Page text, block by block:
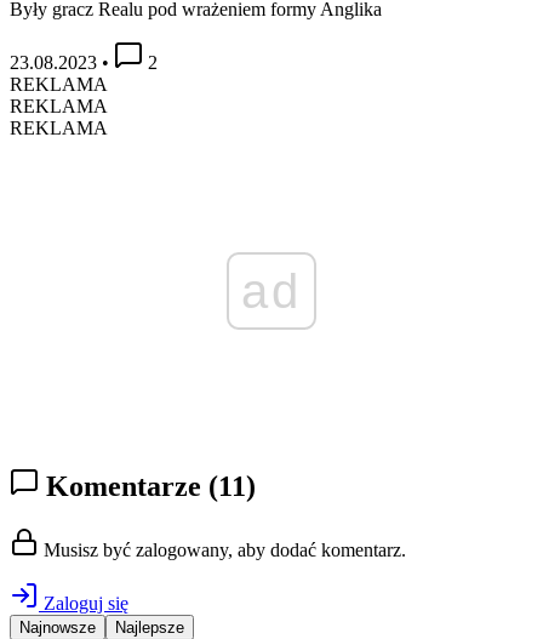
Były gracz Realu pod wrażeniem formy Anglika
23.08.2023 •
2
REKLAMA
REKLAMA
REKLAMA
ad
Komentarze (11)
Musisz być zalogowany, aby dodać komentarz.
Zaloguj się
Najnowsze Najlepsze